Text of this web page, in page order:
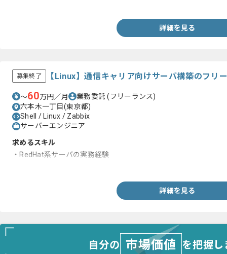
詳細を見る
募集終了 【Linux】通信キャリア向けサーバ構築のフリ
〜60万円／月 業務委託(フリーランス)
六本木一丁目(東京都)
Shell / Linux / Zabbix
サーバーエンジニア
求めるスキル
・RedHat系サーバの実務経験
詳細を見る
自分の 市場価値 を把握